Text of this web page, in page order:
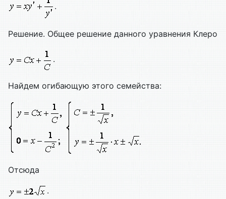
.
Решение. Общее решение данного уравнения Клеро
.
Найдем огибающую этого семейства:
Отсюда
.